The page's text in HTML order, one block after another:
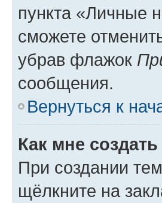
пункта «Личные
сможете
убрав флажок
сообщения.
Вернуться к
Как мне
При создании
щёлкните на